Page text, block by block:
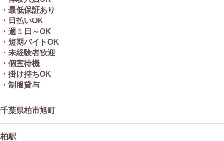
・最低保証あり
・日払いOK
・週１日～OK
・短期バイトOK
・未経験者歓迎
・個室待機
・掛け持ちOK
・制服貸与
千葉県柏市旭町
柏駅